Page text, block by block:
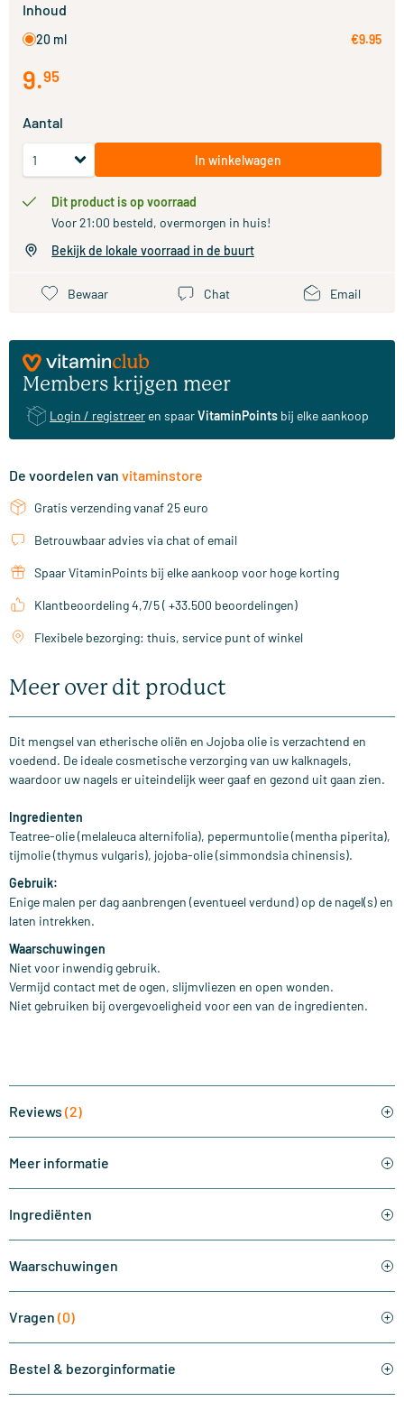
Inhoud
20 ml €9.95
9.95
Aantal
In winkelwagen
Dit product is op voorraad
Voor 21:00 besteld, overmorgen in huis!
Bekijk de lokale voorraad in de buurt
Bewaar Chat Email
Members krijgen meer
Login / registreer en spaarVitaminPoints bij elke aankoop
De voordelen van vitaminstore
Gratis verzending vanaf 25 euro
Betrouwbaar advies via chat of email
Spaar VitaminPoints bij elke aankoop voor hoge korting
Klantbeoordeling 4,7/5 ( +33.500 beoordelingen)
Flexibele bezorging: thuis, service punt of winkel
Meer over dit product
Dit mengsel van etherische oliën en Jojoba olie is verzachtend en
voedend. De ideale cosmetische verzorging van uw kalknagels,
waardoor uw nagels er uiteindelijk weer gaaf en gezond uit gaan zien.
Ingredienten
Teatree-olie (melaleuca alternifolia), pepermuntolie (mentha piperita),
tijmolie (thymus vulgaris), jojoba-olie (simmondsia chinensis).
Gebruik:
Enige malen per dag aanbrengen (eventueel verdund) op de nagel(s) en
laten intrekken.
Waarschuwingen
Niet voor inwendig gebruik.
Vermijd contact met de ogen, slijmvliezen en open wonden.
Niet gebruiken bij overgevoeligheid voor een van de ingredienten.
Reviews (2)
Meer informatie
Ingrediënten
Waarschuwingen
Vragen (0)
Bestel & bezorginformatie